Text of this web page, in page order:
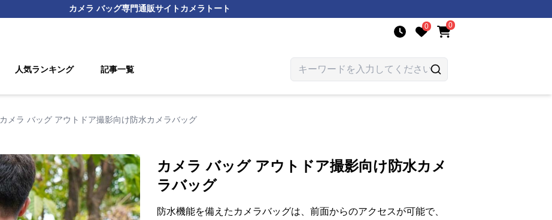
カメラ バッグ専門通販サイトカメラトート
0 0
人気ランキング 記事一覧
カメラ バッグ アウトドア撮影向け防水カメラバッグ
カメラ バッグ アウトドア撮影向け防水カメ
ラバッグ
防水機能を備えたカメラバッグは、前面からのアクセスが可能で、